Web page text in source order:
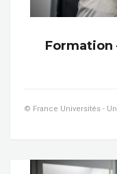
Formation
© France Universités -